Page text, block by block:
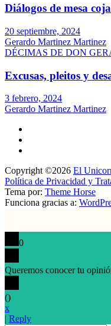
Diálogos de mesa coja
20 septiembre, 2024
Gerardo Martinez Martinez
DÉCIMAS DE DON
Excusas, pleitos y
3 febrero, 2024
Gerardo Martinez Martinez
Copyright ©2026 El
Política de Privacidad y
Tema por: Theme Horse
Funciona gracias a:
0
Queremos conocer tu
()
x
| Reply